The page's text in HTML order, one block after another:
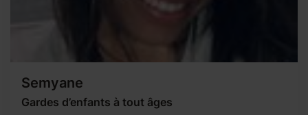
Semyane
Gardes d’enfants à tout âges